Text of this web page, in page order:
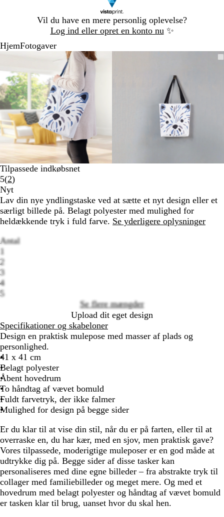
Vil du have en mere personlig oplevelse?
Log ind eller opret en konto nu ✨
1
HjemFotogaver
Zoombart
billede
Zoomet
minimum
Klik
for
at
udvide
Brug
tasterne
plus
og
minus
til
at
zoome
og
piletasterne
til
at
minimum
at
udvide
plus
og
minus
til
at
zoome
og
til
af
2
Tilpassede indkøbsnet
5(2Læs
2
anmeldelser
)
Nyt
Lav din nye yndlingstaske ved at sætte et nyt design eller et
særligt billede på. Belagt polyester med mulighed for
heldækkende tryk i fuld farve. Se yderligere oplysninger
Antal
1
2
3
4
5
Se flere mængder
Upload dit eget design
Specifikationer og skabeloner
Design en praktisk mulepose med masser af plads og
personlighed.
41 x 41 cm
Belagt polyester
Åbent hovedrum
To håndtag af vævet bomuld
Fuldt farvetryk, der ikke falmer
Mulighed for design på begge sider
Er du klar til at vise din stil, når du er på farten, eller til at
overraske en, du har kær, med en sjov, men praktisk gave?
Vores tilpassede, moderigtige muleposer er en god måde at
udtrykke dig på. Begge sider af disse tasker kan
personaliseres med dine egne billeder ​–​ fra abstrakte tryk til
collager med familiebilleder og meget mere. Og med et
hovedrum med belagt polyester og håndtag af vævet bomuld
er tasken klar til brug, uanset hvor du skal hen.